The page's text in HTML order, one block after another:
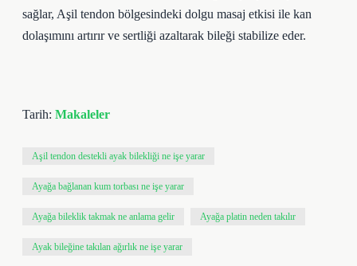
sağlar, Aşil tendon bölgesindeki dolgu masaj etkisi ile kan
dolaşımını artırır ve sertliği azaltarak bileği stabilize eder.
Tarih: Makaleler
Aşil tendon destekli ayak bilekliği ne işe yarar
Ayağa bağlanan kum torbası ne işe yarar
Ayağa bileklik takmak ne anlama gelir Ayağa platin neden takılır
Ayak bileğine takılan ağırlık ne işe yarar